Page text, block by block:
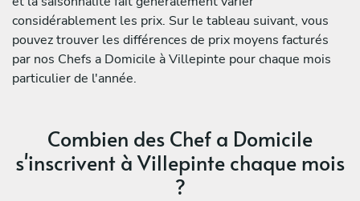
considérablement les prix. Sur le tableau suivant, vous
pouvez trouver les différences de prix moyens facturés
par nos Chefs a Domicile à Villepinte pour chaque mois
particulier de l'année.
Combien des Chef a Domicile
s'inscrivent à Villepinte chaque mois
?